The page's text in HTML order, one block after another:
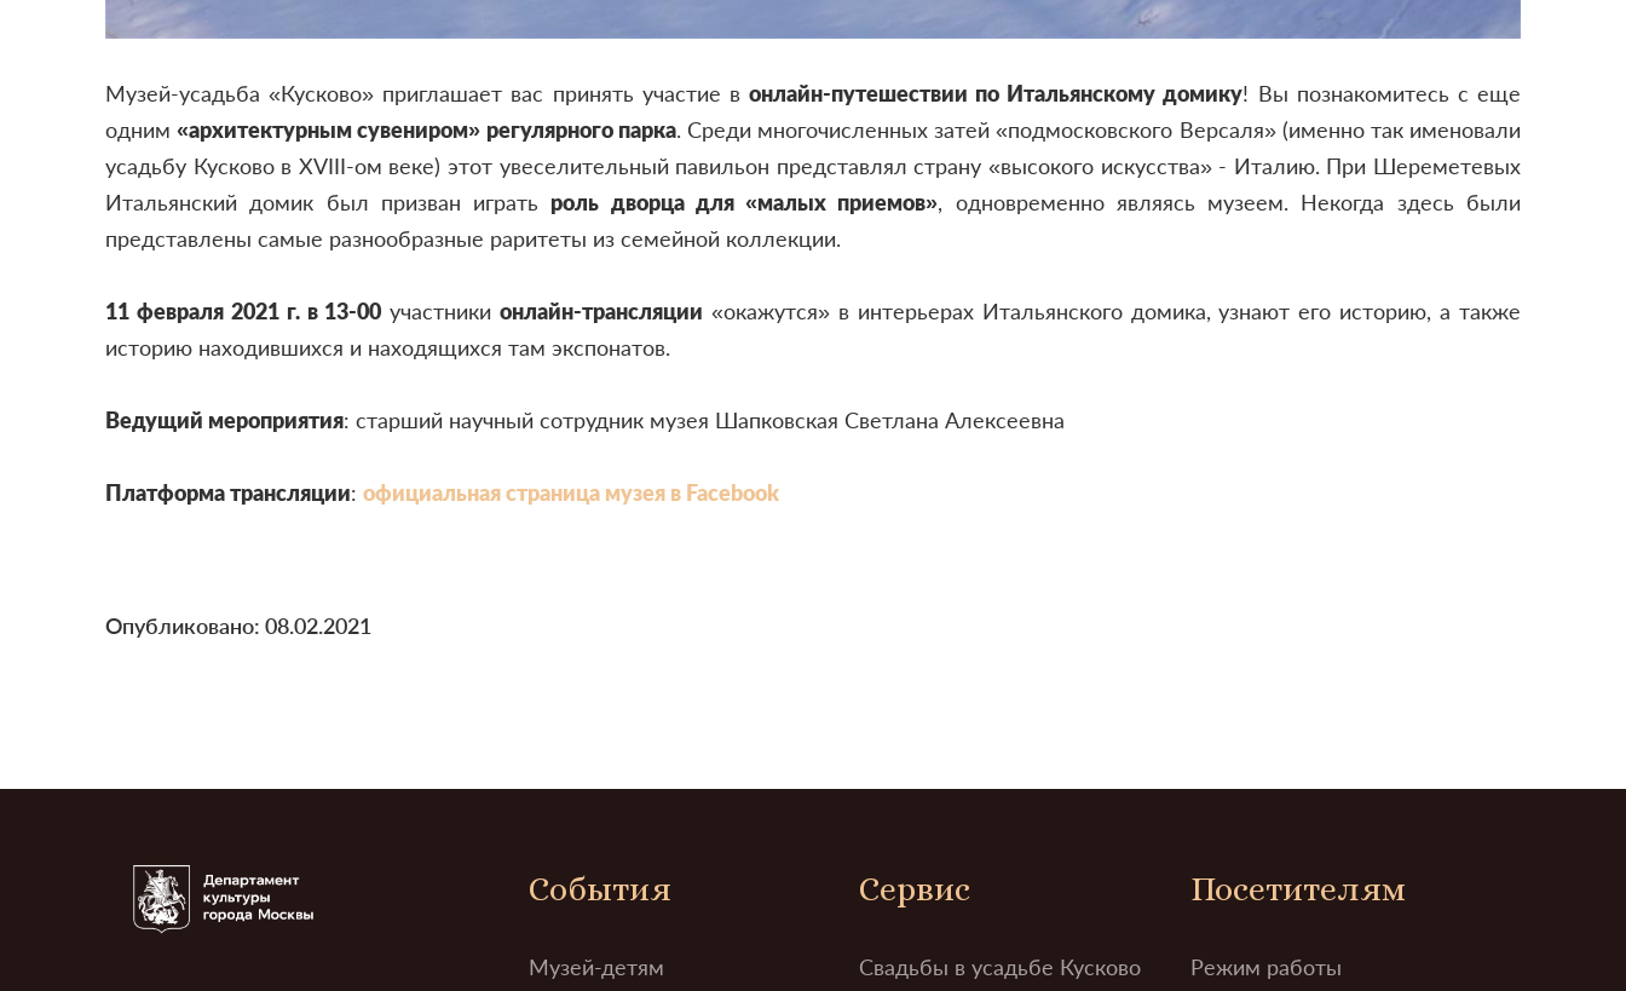
Музей-усадьба «Кусково» приглашает вас принять участие в онлайн-путешествии по Итальянскому домику! Вы познакомитесь с еще
одним«архитектурным сувениром» регулярного парка. Среди многочисленных затей «подмосковского Версаля» (именно так именовали
усадьбу Кусково в XVIII-ом веке) этот увеселительный павильон представлял страну «высокого искусства» - Италию. При Шереметевых
Итальянский домик был призван играть роль дворца для «малых приемов», одновременно являясь музеем. Некогда здесь были
представлены самые разнообразные раритеты из семейной коллекции.
11 февраля 2021 г. в 13-00 участникионлайн-трансляции «окажутся» в интерьерах Итальянского домика, узнают его историю, а также
историю находившихся и находящихся там экспонатов.
Ведущий мероприятия: старший научный сотрудник музея Шапковская Светлана Алексеевна
Платформа трансляции: официальная страница музея в Facebook
Опубликовано: 08.02.2021
События
Музей-детям
Сервис
Свадьбы в усадьбе Кусково
Посетителям
Режим работы